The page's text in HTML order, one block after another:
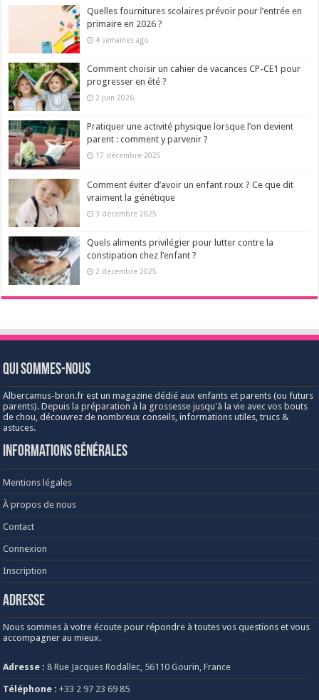
Quelles fournitures scolaires prévoir pour l’entrée en
primaire en 2026 ?
4 semaines ago
Comment choisir un cahier de vacances CP-CE1 pour
progresser en été ?
2 juin 2026
Pratiquer une activité physique lorsque l’on devient
parent : comment y parvenir ?
17 décembre 2025
Comment éviter d’avoir un enfant roux ? Ce que dit
vraiment la génétique
3 décembre 2025
Quels aliments privilégier pour lutter contre la
constipation chez l’enfant ?
2 décembre 2025
Qui sommes-nous
Albercamus-bron.fr est un magazine dédié aux enfants et parents (ou futurs
parents). Depuis la préparation à la grossesse jusqu'à la vie avec vos bouts
de chou, découvrez de nombreux conseils, informations utiles, trucs &
astuces.
Informations générales
Mentions légales
À propos de nous
Contact
Connexion
Inscription
Adresse
Nous sommes à votre écoute pour répondre à toutes vos questions et vous
accompagner au mieux.
Adresse : 8 Rue Jacques Rodallec, 56110 Gourin, France
Téléphone : +33 2 97 23 69 85